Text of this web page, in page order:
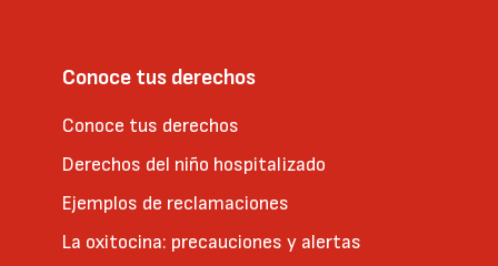
Conoce tus derechos
Conoce tus derechos
Derechos del niño hospitalizado
Ejemplos de reclamaciones
La oxitocina: precauciones y alertas